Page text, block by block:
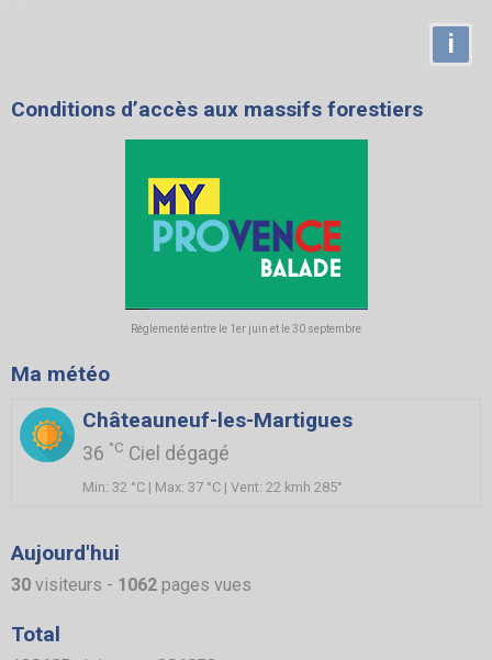
i
Conditions d’accès aux massifs forestiers
Réglementé entre le 1er juin et le 30 septembre
Ma météo
Châteauneuf-les-Martigues
36 °C Ciel dégagé
Min: 32 °C | Max: 37 °C | Vent: 22 kmh 285°
Aujourd'hui
30 visiteurs - 1062 pages vues
Total